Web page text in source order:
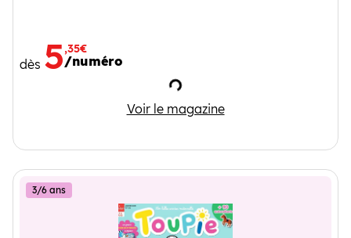
dès 5,35€
/numéro
Chargement
Voir le magazine
Wakou
3/6 ans